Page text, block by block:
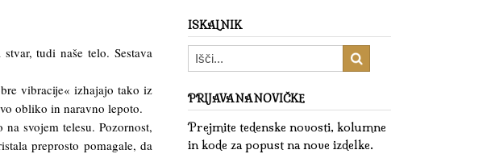
tudi naše telo. Sestava
vibracije« izhajajo tako iz
obliko in naravno lepoto.
svojem telesu. Pozornost,
preprosto pomagale, da
ISKALNIK
PRIJAVA NA NOVIČKE
Prejmite tedenske novosti, kolumne
in kode za popust na nove izdelke.